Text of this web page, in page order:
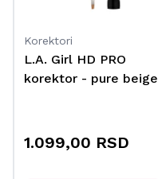
Korektori
L.A. Girl HD PRO
korektor - pure beige
1.099,00 RSD